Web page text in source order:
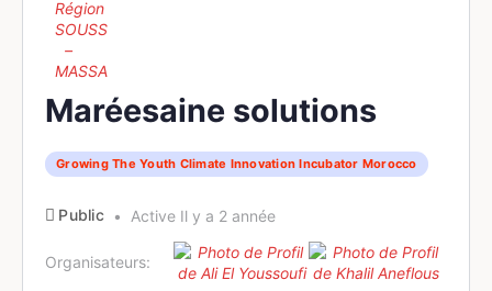
Maréesaine solutions
Growing The Youth Climate Innovation Incubator Morocco
Public Active Il y a 2 année
Organisateurs: